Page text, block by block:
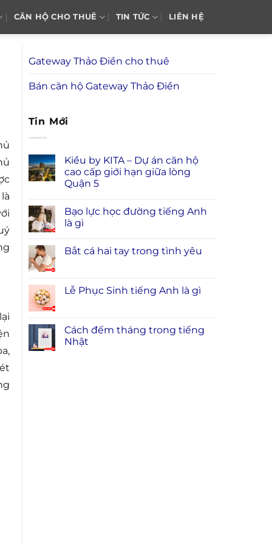
CĂN HỘ CHO THUÊ TIN TỨC LIÊN HỆ
Gateway Thảo Điền cho thuê
Bán căn hộ Gateway Thảo Điền
Tin Mới
Kiều by KITA – Dự án căn hộ
cao cấp giới hạn giữa lòng
Quận 5
Bạo lực học đường tiếng Anh
là gì
Bắt cá hai tay trong tình yêu
Lễ Phục Sinh tiếng Anh là gì
Cách đếm tháng trong tiếng
Nhật